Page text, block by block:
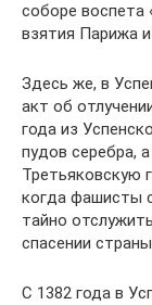
соборе воспета
взятия Парижа
Здесь же, в
акт об
года из
пудов серебра,
Третьяковскую
когда фашисты
тайно
спасении
С 1382 года в